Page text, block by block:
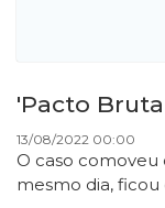
'Pacto
13/08/2022 00:00
O caso comoveu
mesmo dia,